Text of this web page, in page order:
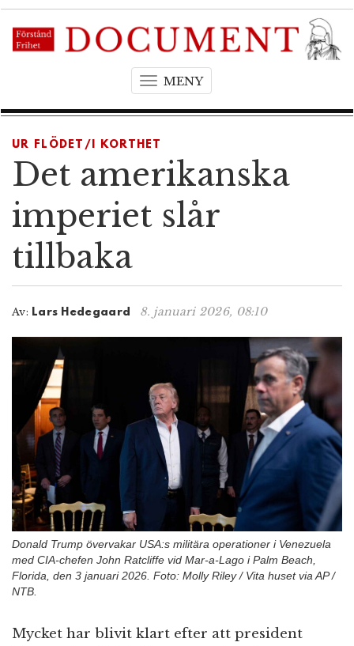
MENYT
g
e
a
t
UR FLÖDET/I KORTHET
Det amerikanska
imperiet slår
tillbaka
Av: Lars Hedegaard 8. januari 2026, 08:10
Donald Trump övervakar USA:s militära operationer i Venezuela
med CIA-chefen John Ratcliffe vid Mar-a-Lago i Palm Beach,
Florida, den 3 januari 2026. Foto: Molly Riley / Vita huset via AP /
NTB.
Mycket har blivit klart efter att president